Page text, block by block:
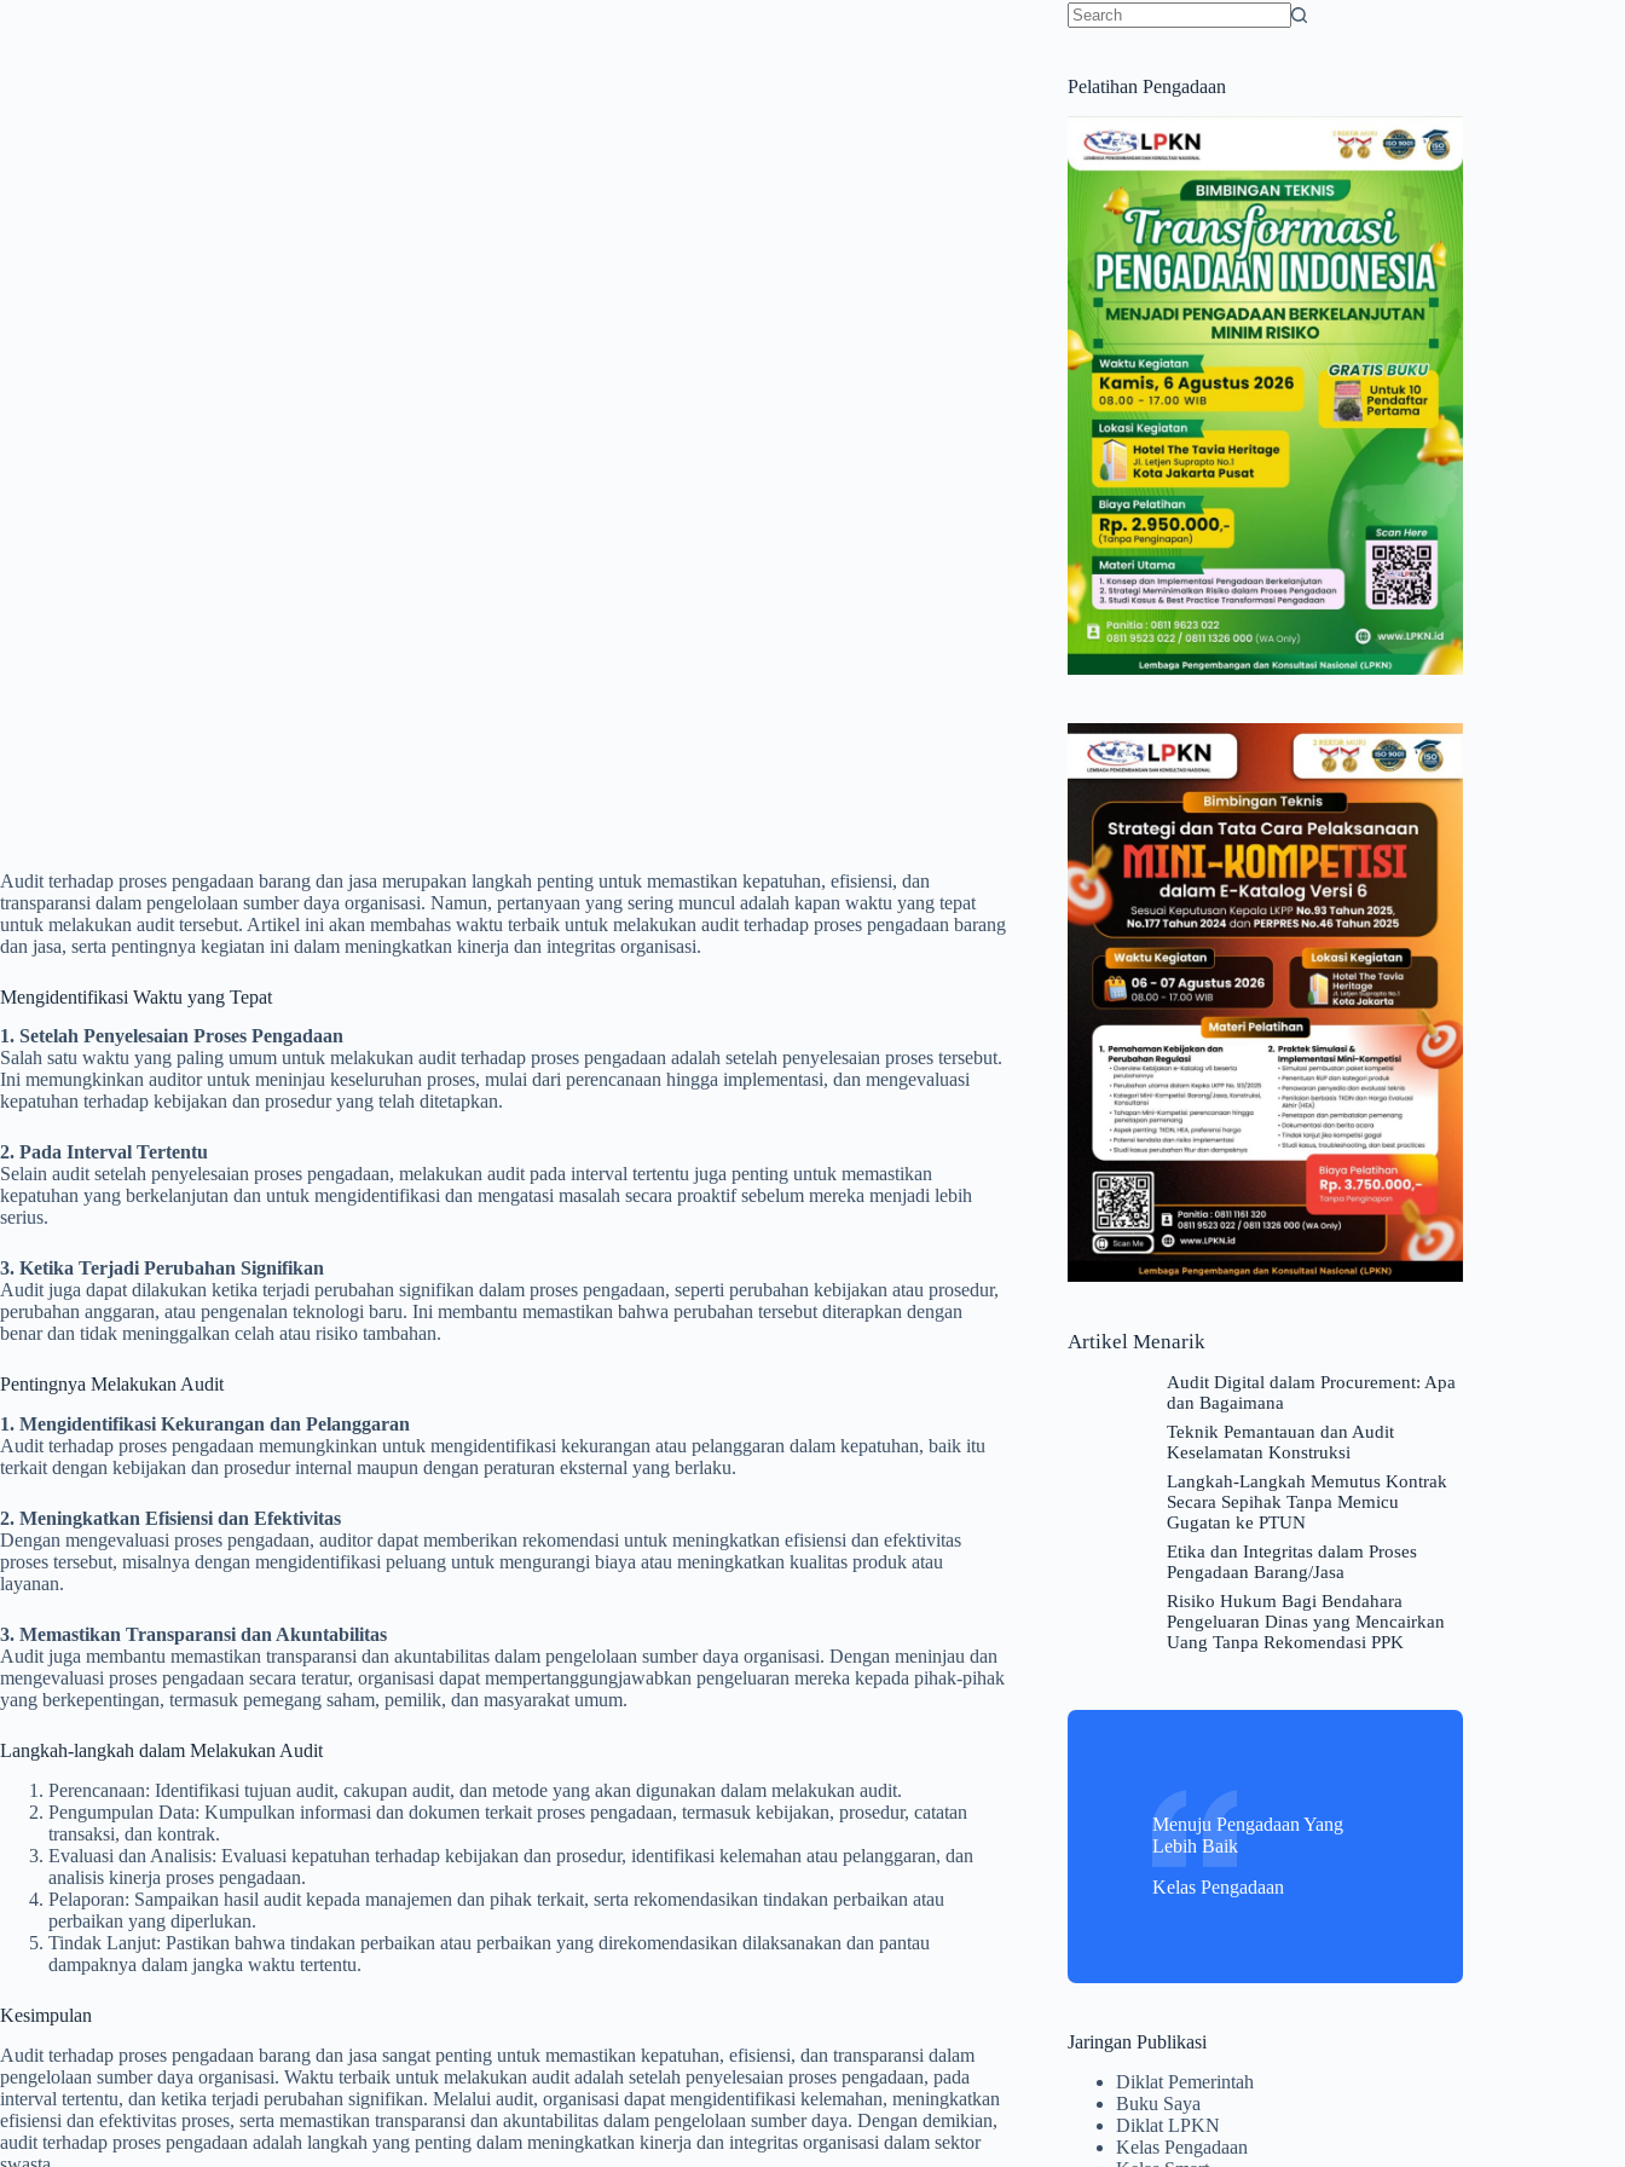
Audit terhadap proses pengadaan barang dan jasa merupakan langkah penting untuk memastikan kepatuhan, efisiensi, dan
transparansi dalam pengelolaan sumber daya organisasi. Namun, pertanyaan yang sering muncul adalah kapan waktu yang tepat
untuk melakukan audit tersebut. Artikel ini akan membahas waktu terbaik untuk melakukan audit terhadap proses pengadaan barang
dan jasa, serta pentingnya kegiatan ini dalam meningkatkan kinerja dan integritas organisasi.
Mengidentifikasi Waktu yang Tepat
1. Setelah Penyelesaian Proses Pengadaan
Salah satu waktu yang paling umum untuk melakukan audit terhadap proses pengadaan adalah setelah penyelesaian proses tersebut.
Ini memungkinkan auditor untuk meninjau keseluruhan proses, mulai dari perencanaan hingga implementasi, dan mengevaluasi
kepatuhan terhadap kebijakan dan prosedur yang telah ditetapkan.
2. Pada Interval Tertentu
Selain audit setelah penyelesaian proses pengadaan, melakukan audit pada interval tertentu juga penting untuk memastikan
kepatuhan yang berkelanjutan dan untuk mengidentifikasi dan mengatasi masalah secara proaktif sebelum mereka menjadi lebih
serius.
3. Ketika Terjadi Perubahan Signifikan
Audit juga dapat dilakukan ketika terjadi perubahan signifikan dalam proses pengadaan, seperti perubahan kebijakan atau prosedur,
perubahan anggaran, atau pengenalan teknologi baru. Ini membantu memastikan bahwa perubahan tersebut diterapkan dengan
benar dan tidak meninggalkan celah atau risiko tambahan.
Pentingnya Melakukan Audit
1. Mengidentifikasi Kekurangan dan Pelanggaran
Audit terhadap proses pengadaan memungkinkan untuk mengidentifikasi kekurangan atau pelanggaran dalam kepatuhan, baik itu
terkait dengan kebijakan dan prosedur internal maupun dengan peraturan eksternal yang berlaku.
2. Meningkatkan Efisiensi dan Efektivitas
Dengan mengevaluasi proses pengadaan, auditor dapat memberikan rekomendasi untuk meningkatkan efisiensi dan efektivitas
proses tersebut, misalnya dengan mengidentifikasi peluang untuk mengurangi biaya atau meningkatkan kualitas produk atau
layanan.
3. Memastikan Transparansi dan Akuntabilitas
Audit juga membantu memastikan transparansi dan akuntabilitas dalam pengelolaan sumber daya organisasi. Dengan meninjau dan
mengevaluasi proses pengadaan secara teratur, organisasi dapat mempertanggungjawabkan pengeluaran mereka kepada pihak-pihak
yang berkepentingan, termasuk pemegang saham, pemilik, dan masyarakat umum.
Langkah-langkah dalam Melakukan Audit
Perencanaan: Identifikasi tujuan audit, cakupan audit, dan metode yang akan digunakan dalam melakukan audit.
Pengumpulan Data: Kumpulkan informasi dan dokumen terkait proses pengadaan, termasuk kebijakan, prosedur, catatan
transaksi, dan kontrak.
Evaluasi dan Analisis: Evaluasi kepatuhan terhadap kebijakan dan prosedur, identifikasi kelemahan atau pelanggaran, dan
analisis kinerja proses pengadaan.
Pelaporan: Sampaikan hasil audit kepada manajemen dan pihak terkait, serta rekomendasikan tindakan perbaikan atau
perbaikan yang diperlukan.
Tindak Lanjut: Pastikan bahwa tindakan perbaikan atau perbaikan yang direkomendasikan dilaksanakan dan pantau
dampaknya dalam jangka waktu tertentu.
Kesimpulan
Audit terhadap proses pengadaan barang dan jasa sangat penting untuk memastikan kepatuhan, efisiensi, dan transparansi dalam
pengelolaan sumber daya organisasi. Waktu terbaik untuk melakukan audit adalah setelah penyelesaian proses pengadaan, pada
interval tertentu, dan ketika terjadi perubahan signifikan. Melalui audit, organisasi dapat mengidentifikasi kelemahan, meningkatkan
efisiensi dan efektivitas proses, serta memastikan transparansi dan akuntabilitas dalam pengelolaan sumber daya. Dengan demikian,
audit terhadap proses pengadaan adalah langkah yang penting dalam meningkatkan kinerja dan integritas organisasi dalam sektor
Pelatihan Pengadaan
Artikel Menarik
Audit Digital dalam Procurement: Apa
dan Bagaimana
Teknik Pemantauan dan Audit
Keselamatan Konstruksi
Langkah-Langkah Memutus Kontrak
Secara Sepihak Tanpa Memicu
Gugatan ke PTUN
Etika dan Integritas dalam Proses
Pengadaan Barang/Jasa
Risiko Hukum Bagi Bendahara
Pengeluaran Dinas yang Mencairkan
Uang Tanpa Rekomendasi PPK
Menuju Pengadaan Yang
Lebih Baik
Kelas Pengadaan
Jaringan Publikasi
Diklat Pemerintah
Buku Saya
Diklat LPKN
Kelas Pengadaan